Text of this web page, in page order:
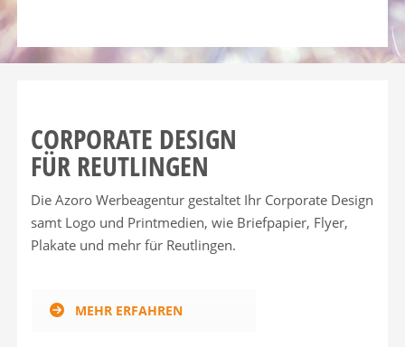
CORPORATE DESIGN
FÜR REUTLINGEN
Die Azoro Werbeagentur gestaltet Ihr Corporate Design
samt Logo und Printmedien, wie Briefpapier, Flyer,
Plakate und mehr für Reutlingen.
MEHR ERFAHREN